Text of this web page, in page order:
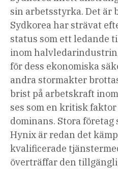
sin arbetsstyrka. Det är
Sydkorea har strävat
status som ett ledande
inom
för dess ekonomiska
andra stormakter
brist på arbetskraft
ses som en kritisk
dominans. Stora företag
Hynix är redan det
kvalificerade tjänster
överträffar den